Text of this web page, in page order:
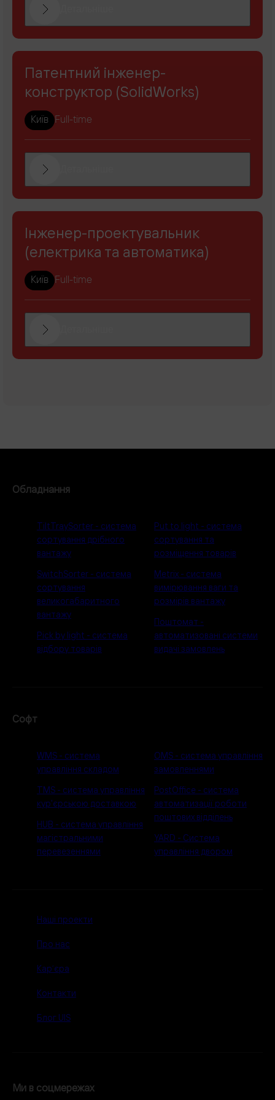
Патентний інженер-
конструктор (SolidWorks)
Київ Full-time
Інженер-проектувальник
(електрика та автоматика)
Київ Full-time
Обладнання
TiltTraySorter - система
сортування дрібного
вантажу
SwitchSorter - система
сортування
великогабаритного
вантажу
Pick by light - система
відбору товарів
Put to light - система
сортування та
розміщення товарів
Metrix - система
вимірювання ваги та
розмірів вантажу
Поштомат -
автоматизовані системи
видачі замовлень
Софт
WMS - система
управління складом
TMS - система управління
кур'єрською доставкою
HUB - система управління
магістральними
перевезеннями
OMS - система управління
замовленнями
PostOffice - система
автоматизації роботи
поштових відділень
YARD - Система
управління двором
Наші проекти
Про нас
Карʼєра
Контакти
Блог UIS
Ми в соцмережах